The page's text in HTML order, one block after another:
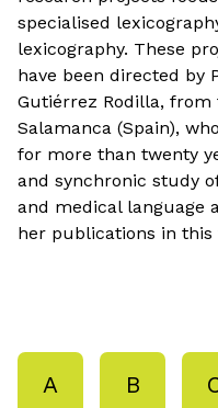
specialised
lexicography. These
have been directed by
Gutiérrez Rodilla, from
Salamanca (Spain),
for more than twenty
and synchronic study
and medical language
her publications in this
A B